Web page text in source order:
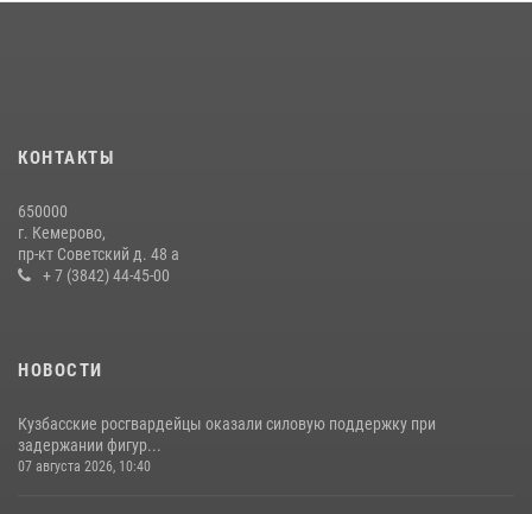
20 июля 2026, 08:52
гипермаркета товары на 13 тысяч рублей (ВИДЕО)
16 июля 2026, 06:43
КОНТАКТЫ
650000
г. Кемерово,
пр-кт Советский д. 48 а
+ 7 (3842) 44-45-00
НОВОСТИ
Кузбасские росгвардейцы оказали силовую поддержку при
задержании фигур...
07 августа 2026, 10:40